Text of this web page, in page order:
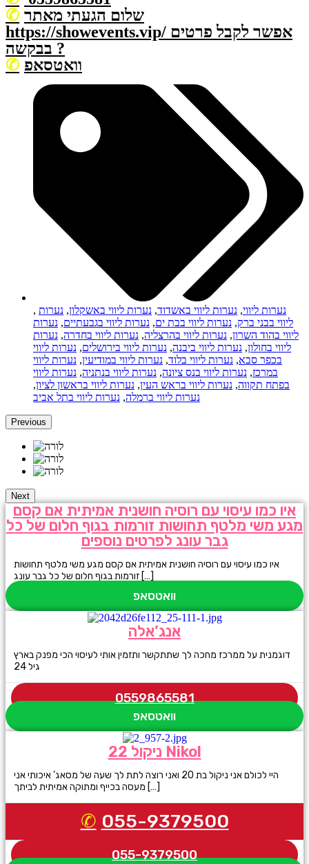
שלום הגעתי מאתר
https://showevents.vip/ אפשר לקבל פרטים
בבקשה ?
וואטסאפ
, נערות ליווי, נערות ליווי באשדוד, נערות ליווי באשקלון, נערות
ליווי בבני ברק, נערות ליווי בבת ים, נערות ליווי בגבעתיים, נערות
ליווי בהוד השרון, נערות ליווי בהרצליה, נערות ליווי בחדרה, נערות
ליווי בחולון, נערות ליווי ביבנה, נערות ליווי בירושלים, נערות ליווי
בכפר סבא, נערות ליווי בלוד, נערות ליווי במודיעין, נערות ליווי
במרכז, נערות ליווי בנס ציונה, נערות ליווי בנתניה, נערות ליווי
בפתח תקווה, נערות ליווי בראש העין, נערות ליווי בראשון לציון,
נערות ליווי ברמלה, נערות ליווי בתל אביב
Previous
Next
איו כמו עיסוי עם רוסיה חושנית אמיתית אם קסם
מגע משי מלטף תחושות זורמות בגוף חלום של כל
גבר עונג לפרטים נוספים
איו כמו עיסוי עם רוסיה חושנית אמיתית אם קסם מגע משי מלטף תחושות
זורמות בגוף חלום של כל גבר עונג […]
וואטסאפ
אנג’אלה
דוגמנית על ממרכז מחכה לך שתתקשר ותזמין אותי לעיסוי הכי מפנק בארץ
גיל 24
0559865581
וואטסאפ
ניקול 22 Nikol
היי לכולם אני ניקול בת 20 ואני רוצה לתת לך שעה של מסאג’ איכותי אני
מעסה בכייף ומתוקה אמיתית לביתך […]
055-9379500
055-9379500